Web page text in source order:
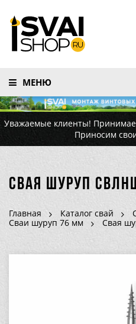
МЕНЮ
Уважаемые клиенты!
Приносим
Свая шуруп
Главная Каталог свай
Сваи шуруп 76 мм
Свая